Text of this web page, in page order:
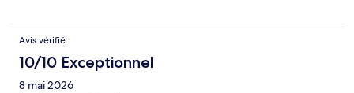
Avis vérifié
10/10 Exceptionnel
8 mai 2026